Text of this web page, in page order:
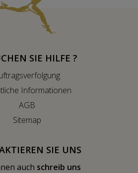
SIE HILFE ?
Informationen
AGB
Sitemap
SIE UNS
auch schreib uns